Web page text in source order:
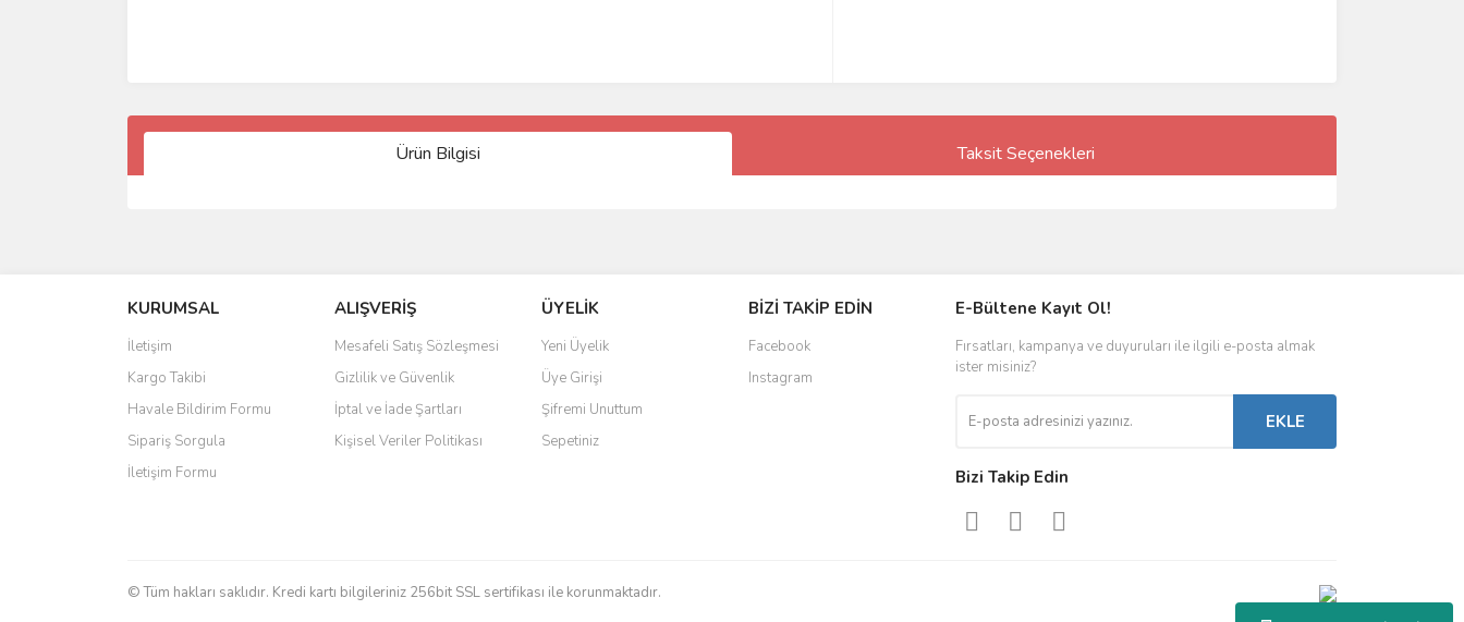
Ürün Bilgisi Taksit Seçenekleri
KURUMSAL
İletişim
Kargo Takibi
Havale Bildirim Formu
Sipariş Sorgula
İletişim Formu
ALIŞVERİŞ
Mesafeli Satış Sözleşmesi
Gizlilik ve Güvenlik
İptal ve İade Şartları
Kişisel Veriler Politikası
ÜYELİK
Yeni Üyelik
Üye Girişi
Şifremi Unuttum
Sepetiniz
BİZİ TAKİP EDİN
Facebook
Instagram
E-Bültene Kayıt Ol!
Fırsatları, kampanya ve duyuruları ile ilgili e-posta almak
ister misiniz?
EKLE
Bizi Takip Edin
© Tüm hakları saklıdır. Kredi kartı bilgileriniz 256bit SSL sertifikası ile korunmaktadır.